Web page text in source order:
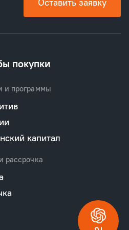
покупки
и программы
капитал
рассрочка